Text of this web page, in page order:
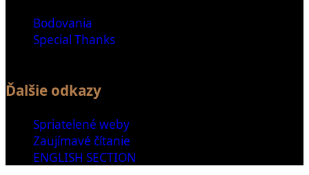
Bodovania
Special Thanks
Ďalšie odkazy
Spriatelené weby
Zaujímavé čítanie
ENGLISH SECTION